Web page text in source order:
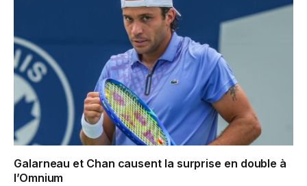
Galarneau et Chan causent la surprise en double à
l’Omnium